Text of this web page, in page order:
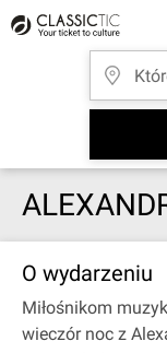
O wydarzeniu
Miłośnikom
wieczór noc z